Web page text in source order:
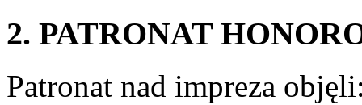
2. PATRONAT
Patronat nad impreza